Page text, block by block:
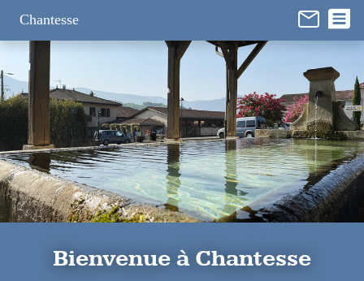
Chantesse
Bienvenue à Chantesse